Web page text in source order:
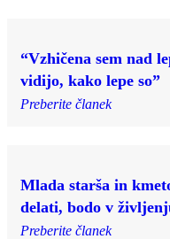
“Vzhičena sem nad
vidijo, kako lepe so”
Preberite članek
Mlada starša in
delati, bodo v
Preberite članek